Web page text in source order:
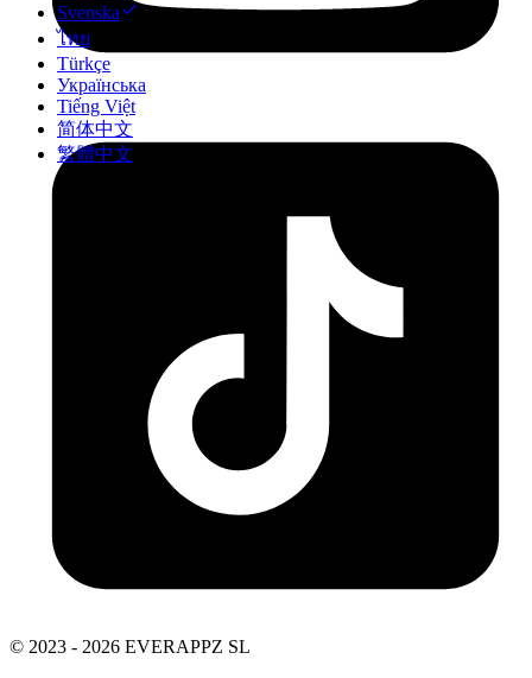
Svenska
ไทย
Türkçe
Українська
Tiếng Việt
简体中文
繁體中文
© 2023 - 2026 EVERAPPZ SL